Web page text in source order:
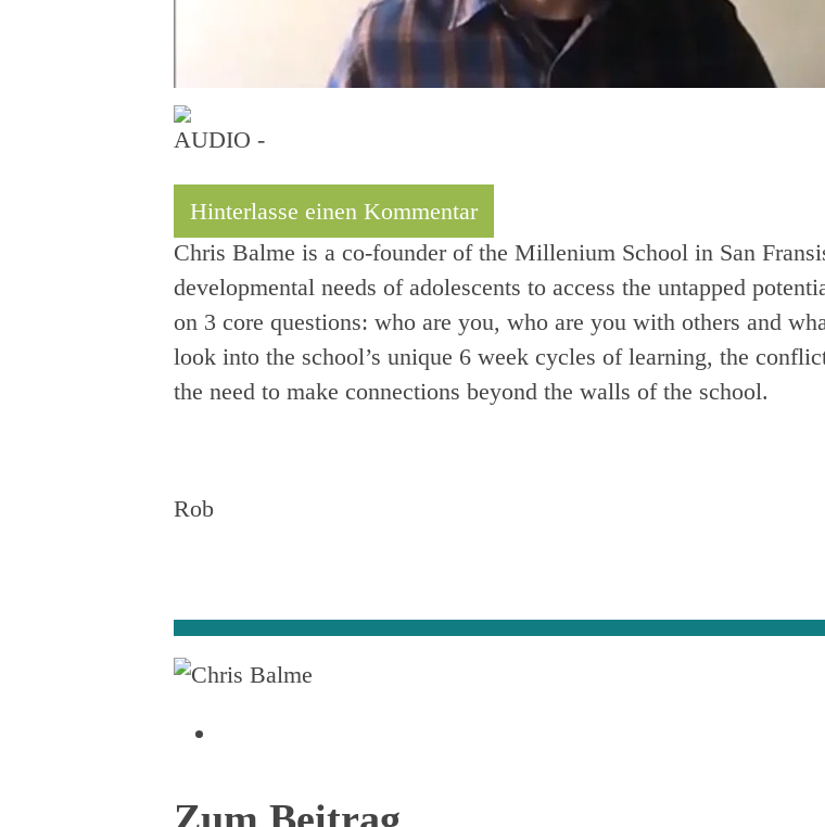
AUDIO -
Hinterlasse einen Kommentar
Chris Balme is a co-founder of the Millenium School in San
developmental needs of adolescents to access the untapped
on 3 core questions: who are you, who are you with others and
look into the school’s unique 6 week cycles of learning, the
the need to make connections beyond the walls of the school.
Rob
Zum Beitrag